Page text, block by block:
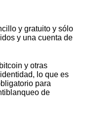
y gratuito y sólo
y una cuenta de
y otras
lo que es
para
de